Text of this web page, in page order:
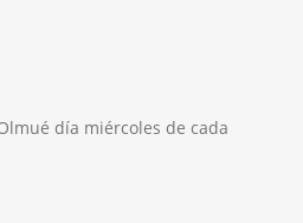
día miércoles de cada